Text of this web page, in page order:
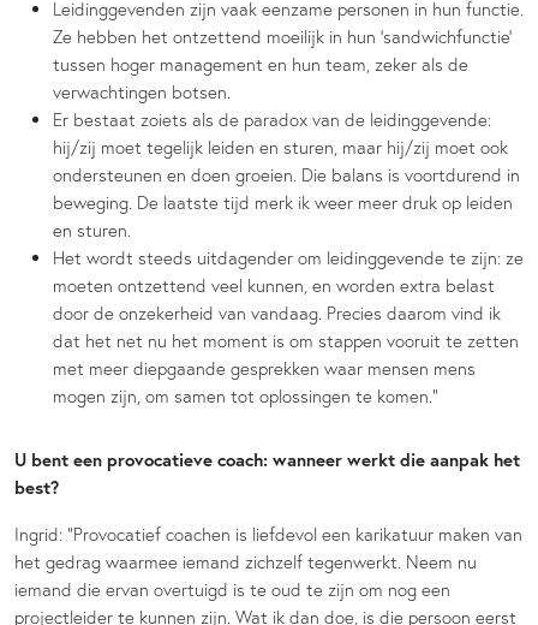
Leidinggevenden zijn vaak eenzame personen in hun functie.
Ze hebben het ontzettend moeilijk in hun ‘sandwichfunctie’
tussen hoger management en hun team, zeker als de
verwachtingen botsen.
Er bestaat zoiets als de paradox van de leidinggevende:
hij/zij moet tegelijk leiden en sturen, maar hij/zij moet ook
ondersteunen en doen groeien. Die balans is voortdurend in
beweging. De laatste tijd merk ik weer meer druk op leiden
en sturen.
Het wordt steeds uitdagender om leidinggevende te zijn: ze
moeten ontzettend veel kunnen, en worden extra belast
door de onzekerheid van vandaag. Precies daarom vind ik
dat het net nu het moment is om stappen vooruit te zetten
met meer diepgaande gesprekken waar mensen mens
mogen zijn, om samen tot oplossingen te komen.”
U bent een provocatieve coach: wanneer werkt die aanpak het
best?
Ingrid: “Provocatief coachen is liefdevol een karikatuur maken van
het gedrag waarmee iemand zichzelf tegenwerkt. Neem nu
iemand die ervan overtuigd is te oud te zijn om nog een
projectleider te kunnen zijn. Wat ik dan doe, is die persoon eerst